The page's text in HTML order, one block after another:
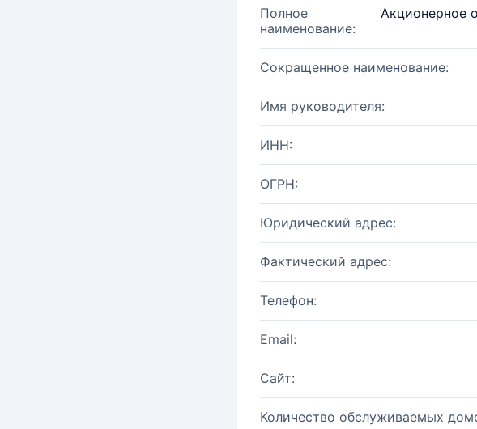
Полное
наименование:
Акционерное
Сокращенное наименование:
Имя руководителя:
ИНН:
ОГРН:
Юридический адрес:
Фактический адрес:
Телефон:
Email:
Сайт:
Количество обслуживаемых